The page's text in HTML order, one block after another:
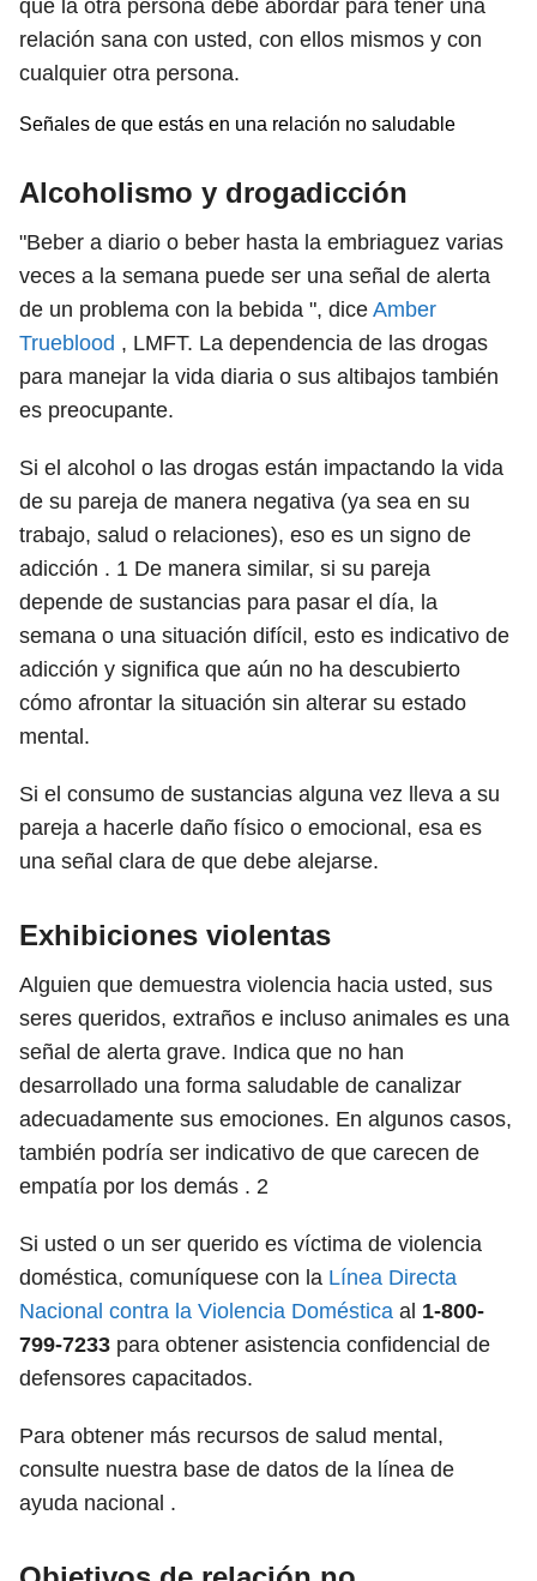
que la otra persona debe abordar para tener una
relación sana con usted, con ellos mismos y con
cualquier otra persona.
Señales de que estás en una relación no saludable
Alcoholismo y drogadicción
"Beber a diario o beber hasta la embriaguez varias
veces a la semana puede ser una señal de alerta
de un problema con la bebida ", dice Amber
Trueblood , LMFT. La dependencia de las drogas
para manejar la vida diaria o sus altibajos también
es preocupante.
Si el alcohol o las drogas están impactando la vida
de su pareja de manera negativa (ya sea en su
trabajo, salud o relaciones), eso es un signo de
adicción . 1 De manera similar, si su pareja
depende de sustancias para pasar el día, la
semana o una situación difícil, esto es indicativo de
adicción y significa que aún no ha descubierto
cómo afrontar la situación sin alterar su estado
mental.
Si el consumo de sustancias alguna vez lleva a su
pareja a hacerle daño físico o emocional, esa es
una señal clara de que debe alejarse.
Exhibiciones violentas
Alguien que demuestra violencia hacia usted, sus
seres queridos, extraños e incluso animales es una
señal de alerta grave. Indica que no han
desarrollado una forma saludable de canalizar
adecuadamente sus emociones. En algunos casos,
también podría ser indicativo de que carecen de
empatía por los demás . 2
Si usted o un ser querido es víctima de violencia
doméstica, comuníquese con la Línea Directa
Nacional contra la Violencia Doméstica al 1-800-
799-7233 para obtener asistencia confidencial de
defensores capacitados.
Para obtener más recursos de salud mental,
consulte nuestra base de datos de la línea de
ayuda nacional .